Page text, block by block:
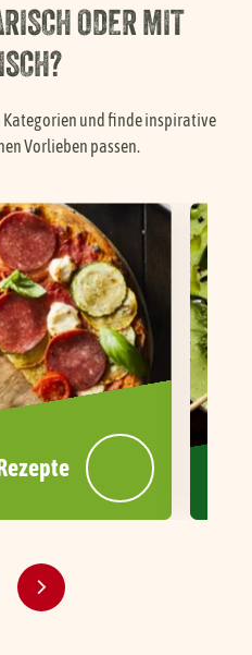
ODER MIT
Kategorien und finde inspirative
Vorlieben passen.